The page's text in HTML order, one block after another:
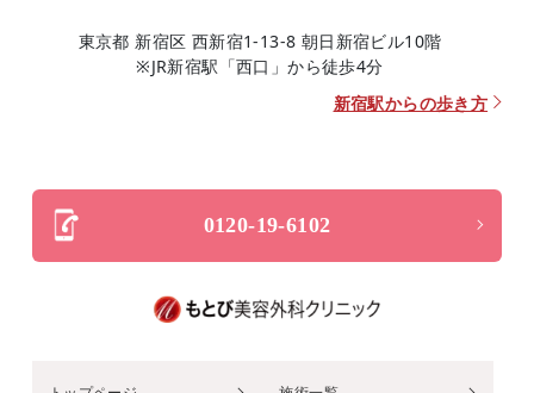
東京都 新宿区 西新宿1-13-8 朝日新宿ビル10階
※JR新宿駅「西口」から徒歩4分
新宿駅からの歩き方
0120-19-6102